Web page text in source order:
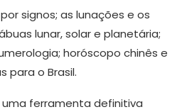
signos; as lunações e os
lunar, solar e planetária;
horóscopo chinês e
para o Brasil.
uma ferramenta definitiva